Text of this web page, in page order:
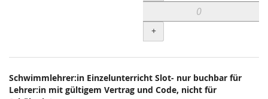
+
Schwimmlehrer:in Einzelunterricht Slot- nur buchbar für
Lehrer:in mit gültigem Vertrag und Code, nicht für